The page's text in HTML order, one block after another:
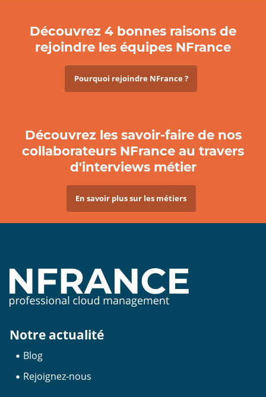
Découvrez 4 bonnes raisons de
rejoindre les équipes NFrance
Pourquoi rejoindre NFrance ?
Découvrez les savoir-faire de nos
collaborateurs NFrance au travers
d'interviews métier
En savoir plus sur les métiers
Notre actualité
Blog
Rejoignez-nous